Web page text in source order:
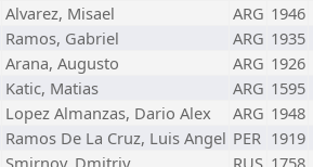
Alvarez, Misael ARG 1946
Ramos, Gabriel ARG 1935
Arana, Augusto ARG 1926
Katic, Matias ARG 1595
Lopez Almanzas, Dario Alex ARG 1948
Ramos De La Cruz, Luis Angel PER 1919
Smirnov, Dmitriy RUS 1758